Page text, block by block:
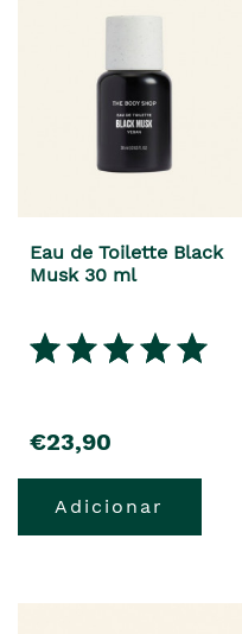
Eau de Toilette Black
Musk 30 ml
€23,90
Adicionar